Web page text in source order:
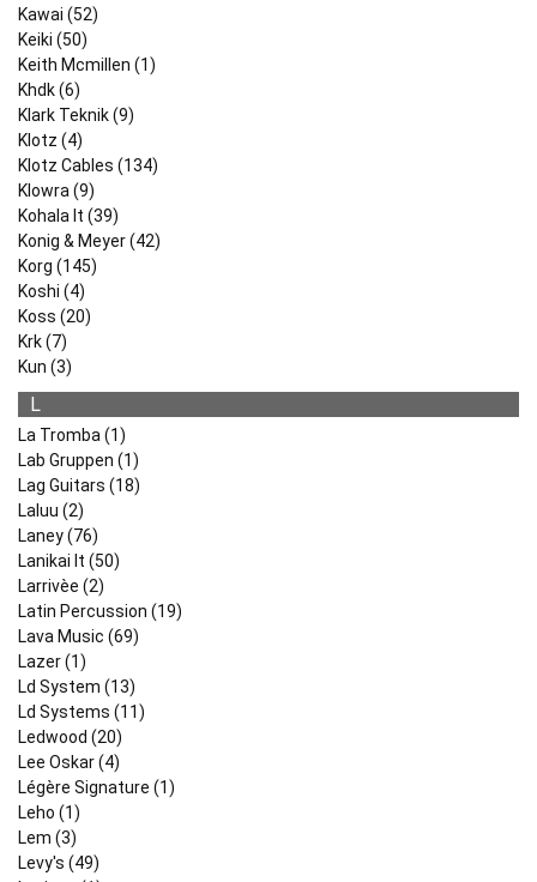
Kawai (52)
Keiki (50)
Keith Mcmillen (1)
Khdk (6)
Klark Teknik (9)
Klotz (4)
Klotz Cables (134)
Klowra (9)
Kohala It (39)
Konig & Meyer (42)
Korg (145)
Koshi (4)
Koss (20)
Krk (7)
Kun (3)
L
La Tromba (1)
Lab Gruppen (1)
Lag Guitars (18)
Laluu (2)
Laney (76)
Lanikai It (50)
Larrivèe (2)
Latin Percussion (19)
Lava Music (69)
Lazer (1)
Ld System (13)
Ld Systems (11)
Ledwood (20)
Lee Oskar (4)
Légère Signature (1)
Leho (1)
Lem (3)
Levy's (49)